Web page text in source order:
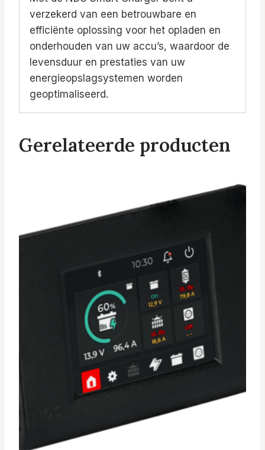
verzekerd van een betrouwbare en
efficiënte oplossing voor het opladen en
onderhouden van uw accu’s, waardoor de
levensduur en prestaties van uw
energieopslagsystemen worden
geoptimaliseerd.
Gerelateerde producten